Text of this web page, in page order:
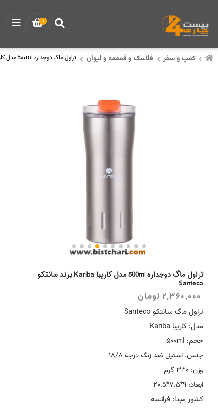
کمپ و سفر فلاسک و قمقمه و لیوان تراول ماگ دوجداره 500ml مدل کاریبا Kariba برند سانتکو Santeco
تراول ماگ دوجداره 500ml مدل کاریبا Kariba برند سانتکو
Santeco
2,360,000 تومان
تراول ماگ سانتکو Santeco
مدل: کاریبا Kariba
حجم: 500ml
جنس: استیل ضد زنگ درجه 18/8
وزن: 330 گرم
ابعاد: 9*7.5*20.5
کشور مبدا: فرانسه
0